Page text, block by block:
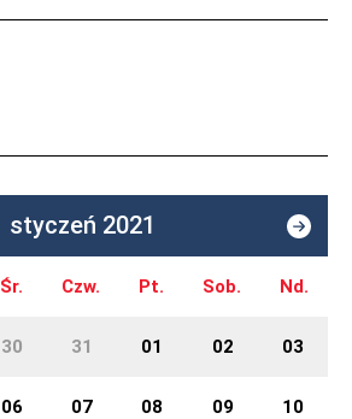
styczeń 2021
Śr. Czw. Pt. Sob. Nd.
30 31 01 02 03
06 07 08 09 10